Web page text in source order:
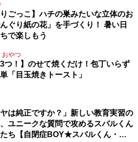
りごっこ】ハチの巣みたいな立体のお
ぐり紙の花」を手づくり！ 暑い日
で楽しもう
おやつ
3つ！】のせて焼くだけ！包丁いらず
「目玉焼きトースト」
ヤは純正ですか？」新しい教育実習の
ユニークな質問で攻めるスバルくん
ち【自閉症BOY★スバルくん・